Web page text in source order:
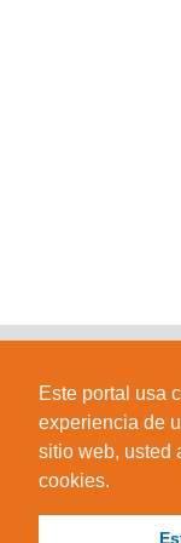
Este portal usa
experiencia de
sitio web, usted
cookies.